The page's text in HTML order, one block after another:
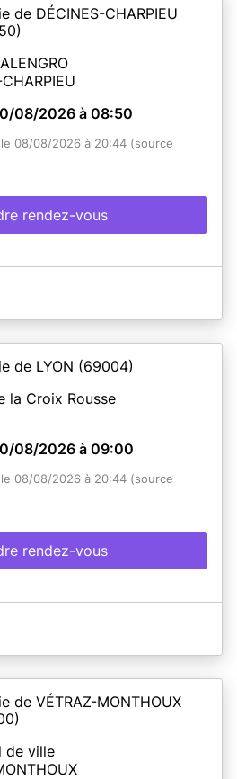
de DÉCINES-CHARPIEU
08/2026 à 08:50
08/08/2026 à 20:44 (source
rendez-vous
de LYON (69004)
la Croix Rousse
08/2026 à 09:00
08/08/2026 à 20:44 (source
rendez-vous
de VÉTRAZ-MONTHOUX
de ville